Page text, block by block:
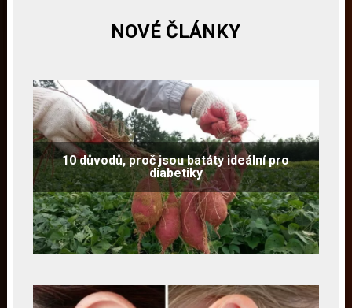
NOVÉ ČLÁNKY
10 důvodů, proč jsou batáty ideální pro
diabetiky